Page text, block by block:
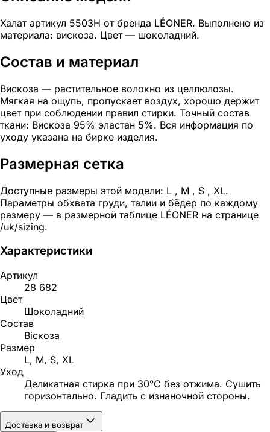
Халат артикул 5503Н от бренда LÉONER. Выполнено из
материала: вискоза. Цвет — шоколадний.
Состав и материал
Вискоза — растительное волокно из целлюлозы.
Мягкая на ощупь, пропускает воздух, хорошо держит
цвет при соблюдении правил стирки. Точный состав
ткани: Вискоза 95% эластан 5%. Вся информация по
уходу указана на бирке изделия.
Размерная сетка
Доступные размеры этой модели: L , M , S , XL.
Параметры обхвата груди, талии и бёдер по каждому
размеру — в размерной таблице LÉONER на странице
/uk/sizing.
Характеристики
Артикул
28 682
Цвет
Шоколадний
Состав
Віскоза
Размер
L, M, S, XL
Уход
Деликатная стирка при 30°C без отжима. Сушить
горизонтально. Гладить с изнаночной стороны.
Доставка и возврат